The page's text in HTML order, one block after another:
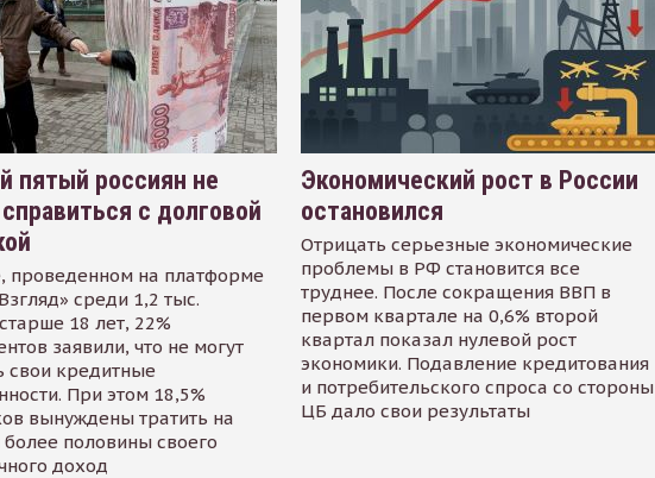
пятый россиян не
с долговой
проведенном на платформе
среди 1,2 тыс.
18 лет, 22%
заявили, что не могут
свои кредитные
При этом 18,5%
вынуждены тратить на
половины своего
доход
Экономический рост в России
остановился
Отрицать серьезные экономические
проблемы в РФ становится все
труднее. После сокращения ВВП в
первом квартале на 0,6% второй
квартал показал нулевой рост
экономики. Подавление кредитования
и потребительского спроса со стороны
ЦБ дало свои результаты